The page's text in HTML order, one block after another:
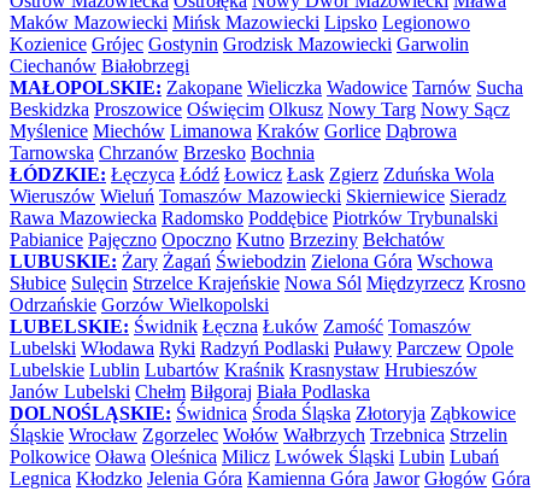
Maków Mazowiecki Mińsk Mazowiecki Lipsko Legionowo
Kozienice Grójec Gostynin Grodzisk Mazowiecki Garwolin
Ciechanów Białobrzegi
MAŁOPOLSKIE: Zakopane Wieliczka Wadowice Tarnów Sucha
Beskidzka Proszowice Oświęcim Olkusz Nowy Targ Nowy Sącz
Myślenice Miechów Limanowa Kraków Gorlice Dąbrowa
Tarnowska Chrzanów Brzesko Bochnia
ŁÓDZKIE: Łęczyca Łódź Łowicz Łask Zgierz Zduńska Wola
Wieruszów Wieluń Tomaszów Mazowiecki Skierniewice Sieradz
Rawa Mazowiecka Radomsko Poddębice Piotrków Trybunalski
Pabianice Pajęczno Opoczno Kutno Brzeziny Bełchatów
LUBUSKIE: Żary Żagań Świebodzin Zielona Góra Wschowa
Słubice Sulęcin Strzelce Krajeńskie Nowa Sól Międzyrzecz Krosno
Odrzańskie Gorzów Wielkopolski
LUBELSKIE: Świdnik Łęczna Łuków Zamość Tomaszów
Lubelski Włodawa Ryki Radzyń Podlaski Puławy Parczew Opole
Lubelskie Lublin Lubartów Kraśnik Krasnystaw Hrubieszów
Janów Lubelski Chełm Biłgoraj Biała Podlaska
DOLNOŚLĄSKIE: Świdnica Środa Śląska Złotoryja Ząbkowice
Śląskie Wrocław Zgorzelec Wołów Wałbrzych Trzebnica Strzelin
Polkowice Oława Oleśnica Milicz Lwówek Śląski Lubin Lubań
Legnica Kłodzko Jelenia Góra Kamienna Góra Jawor Głogów Góra